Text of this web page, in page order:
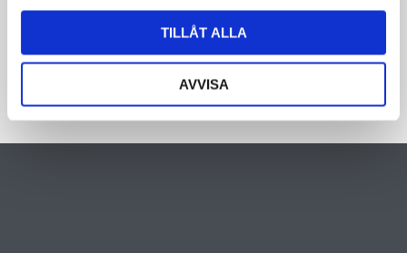
TILLÅT ALLA
AVVISA